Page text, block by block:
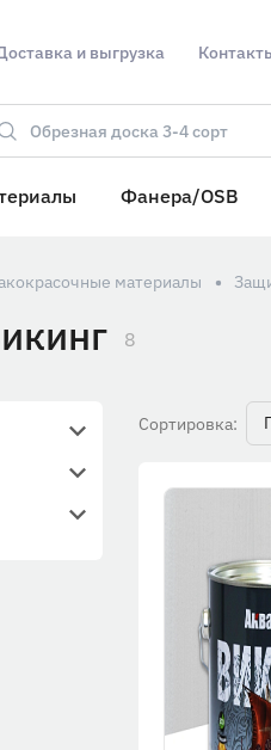
и выгрузка
Фанера/OSB
материалы
8
Сортировка: